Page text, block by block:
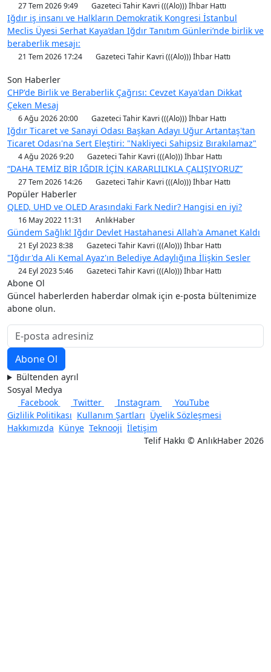
27 Tem 2026 9:49 Gazeteci Tahir Kavri (((Alo))) İhbar Hattı
Iğdır iş insanı ve Halkların Demokratik Kongresi İstanbul
Meclis Üyesi Serhat Kaya’dan Iğdır Tanıtım Günleri’nde birlik ve
beraberlik mesajı:
21 Tem 2026 17:24 Gazeteci Tahir Kavri (((Alo))) İhbar Hattı
Son Haberler
CHP'de Birlik ve Beraberlik Çağrısı: Cevzet Kaya'dan Dikkat
Çeken Mesaj
6 Ağu 2026 20:00 Gazeteci Tahir Kavri (((Alo))) İhbar Hattı
Iğdır Ticaret ve Sanayi Odası Başkan Adayı Uğur Artantaş'tan
Ticaret Odası'na Sert Eleştiri: "Nakliyeci Sahipsiz Bırakılamaz"
4 Ağu 2026 9:20 Gazeteci Tahir Kavri (((Alo))) İhbar Hattı
“DAHA TEMİZ BİR IĞDIR İÇİN KARARLILIKLA ÇALIŞIYORUZ”
27 Tem 2026 14:26 Gazeteci Tahir Kavri (((Alo))) İhbar Hattı
Popüler Haberler
QLED, UHD ve OLED Arasındaki Fark Nedir? Hangisi en iyi?
16 May 2022 11:31 AnlıkHaber
Gündem Sağlık! Iğdır Devlet Hastahanesi Allah'a Amanet Kaldı
21 Eyl 2023 8:38 Gazeteci Tahir Kavri (((Alo))) İhbar Hattı
"Iğdır'da Ali Kemal Ayaz'ın Belediye Adaylığına İlişkin Sesler
24 Eyl 2023 5:46 Gazeteci Tahir Kavri (((Alo))) İhbar Hattı
Abone Ol
Güncel haberlerden haberdar olmak için e-posta bültenimize
abone olun.
Bültenden ayrıl
Sosyal Medya
Facebook
Twitter Instagram
YouTube
Gizlilik Politikası Kullanım Şartları Üyelik Sözleşmesi
Hakkımızda Künye Teknooji İletişim
Telif Hakkı © AnlıkHaber 2026